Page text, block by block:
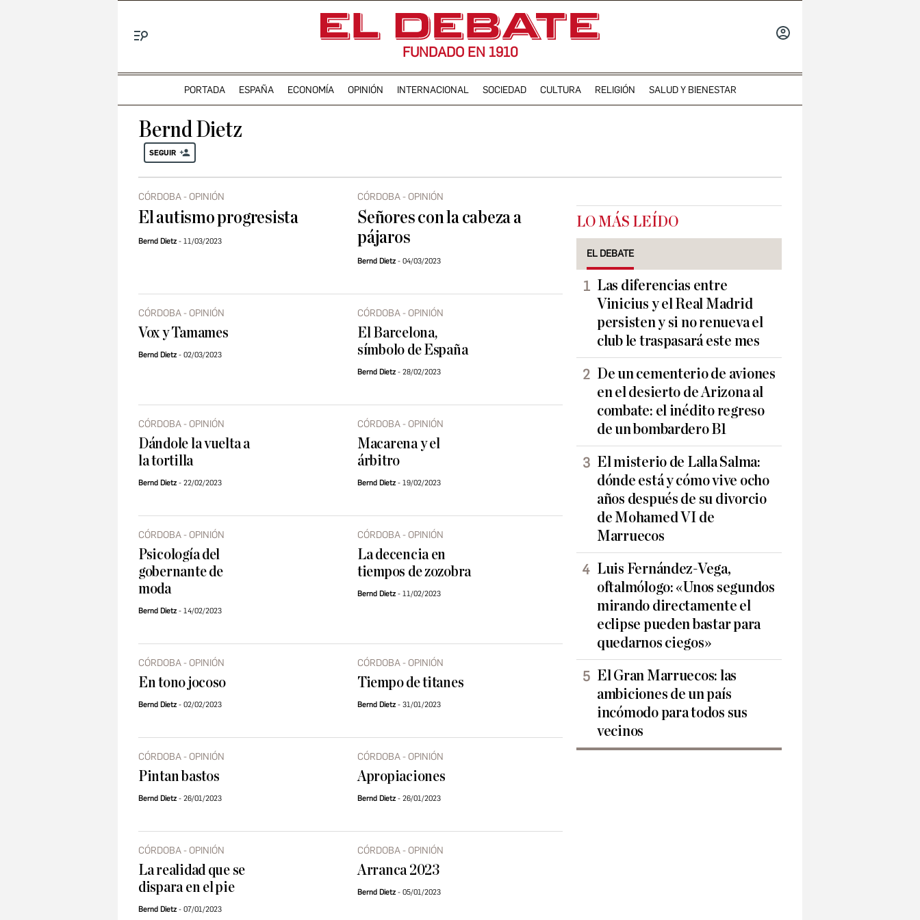
FUNDADO EN 1910
PORTADA ESPAÑA ECONOMÍA OPINIÓN INTERNACIONAL SOCIEDAD CULTURA RELIGIÓN SALUD Y BIENESTAR
Bernd Dietz
SEGUIR
CÓRDOBA - OPINIÓN
El autismo progresista
Bernd Dietz 11/03/2023
CÓRDOBA - OPINIÓN
Señores con la cabeza a
pájaros
Bernd Dietz 04/03/2023
CÓRDOBA - OPINIÓN
Vox y Tamames
Bernd Dietz 02/03/2023
CÓRDOBA - OPINIÓN
El Barcelona,
símbolo de España
Bernd Dietz 28/02/2023
CÓRDOBA - OPINIÓN
Dándole la vuelta a
la tortilla
Bernd Dietz 22/02/2023
CÓRDOBA - OPINIÓN
Macarena y el
árbitro
Bernd Dietz 19/02/2023
CÓRDOBA - OPINIÓN
Psicología del
gobernante de
moda
Bernd Dietz 14/02/2023
CÓRDOBA - OPINIÓN
La decencia en
tiempos de zozobra
Bernd Dietz 11/02/2023
CÓRDOBA - OPINIÓN
En tono jocoso
Bernd Dietz 02/02/2023
CÓRDOBA - OPINIÓN
Tiempo de titanes
Bernd Dietz 31/01/2023
CÓRDOBA - OPINIÓN
Pintan bastos
Bernd Dietz 26/01/2023
CÓRDOBA - OPINIÓN
Apropiaciones
Bernd Dietz 26/01/2023
CÓRDOBA - OPINIÓN
La realidad que se
dispara en el pie
Bernd Dietz 07/01/2023
CÓRDOBA - OPINIÓN
Arranca 2023
Bernd Dietz 05/01/2023
LO MÁS LEÍDO
EL DEBATE
Las diferencias entre
Vinicius y el Real Madrid
persisten y si no renueva el
club le traspasará este mes
De un cementerio de aviones
en el desierto de Arizona al
combate: el inédito regreso
de un bombardero B1
El misterio de Lalla Salma:
dónde está y cómo vive ocho
años después de su divorcio
de Mohamed VI de
Marruecos
Luis Fernández-Vega,
oftalmólogo: «Unos segundos
mirando directamente el
eclipse pueden bastar para
quedarnos ciegos»
El Gran Marruecos: las
ambiciones de un país
incómodo para todos sus
vecinos